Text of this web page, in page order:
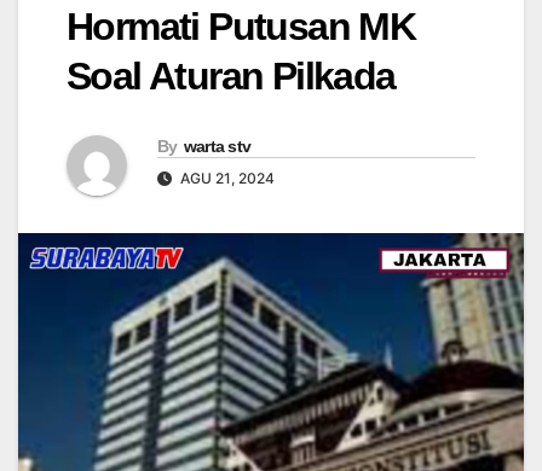
Hormati Putusan MK
Soal Aturan Pilkada
By warta stv
AGU 21, 2024